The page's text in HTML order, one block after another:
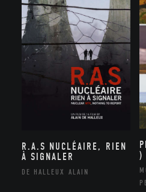
R.A.S NUCLÉAIRE, RIEN
À SIGNALER
DE HALLEUX ALAIN
)